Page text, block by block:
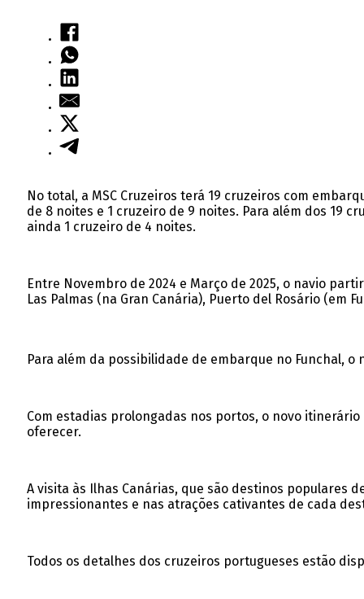
No total, a MSC Cruzeiros terá 19 cruzeiros com
de 8 noites e 1 cruzeiro de 9 noites. Para além dos 19
ainda 1 cruzeiro de 4 noites.
Entre Novembro de 2024 e Março de 2025, o navio
Las Palmas (na Gran Canária), Puerto del Rosário (em
Para além da possibilidade de embarque no Funchal,
Com estadias prolongadas nos portos, o novo
oferecer.
A visita às Ilhas Canárias, que são destinos populares
impressionantes e nas atrações cativantes de cada
Todos os detalhes dos cruzeiros portugueses estão